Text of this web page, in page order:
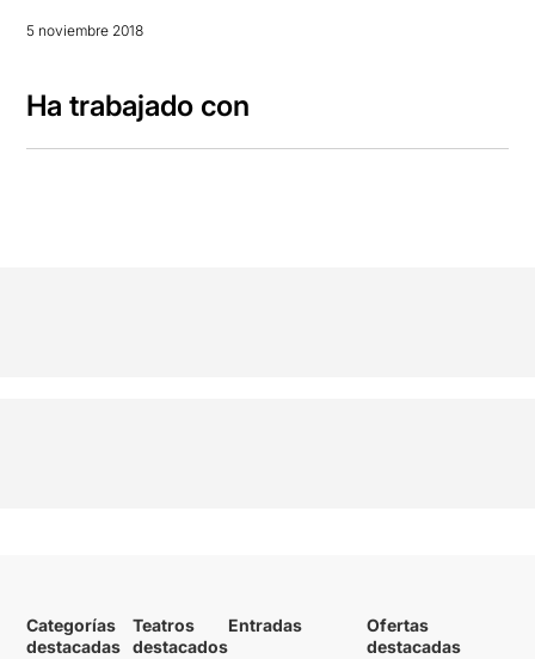
5 noviembre 2018
Ha trabajado con
Categorías
destacadas
Teatros
destacados
Entradas
Ofertas
destacadas